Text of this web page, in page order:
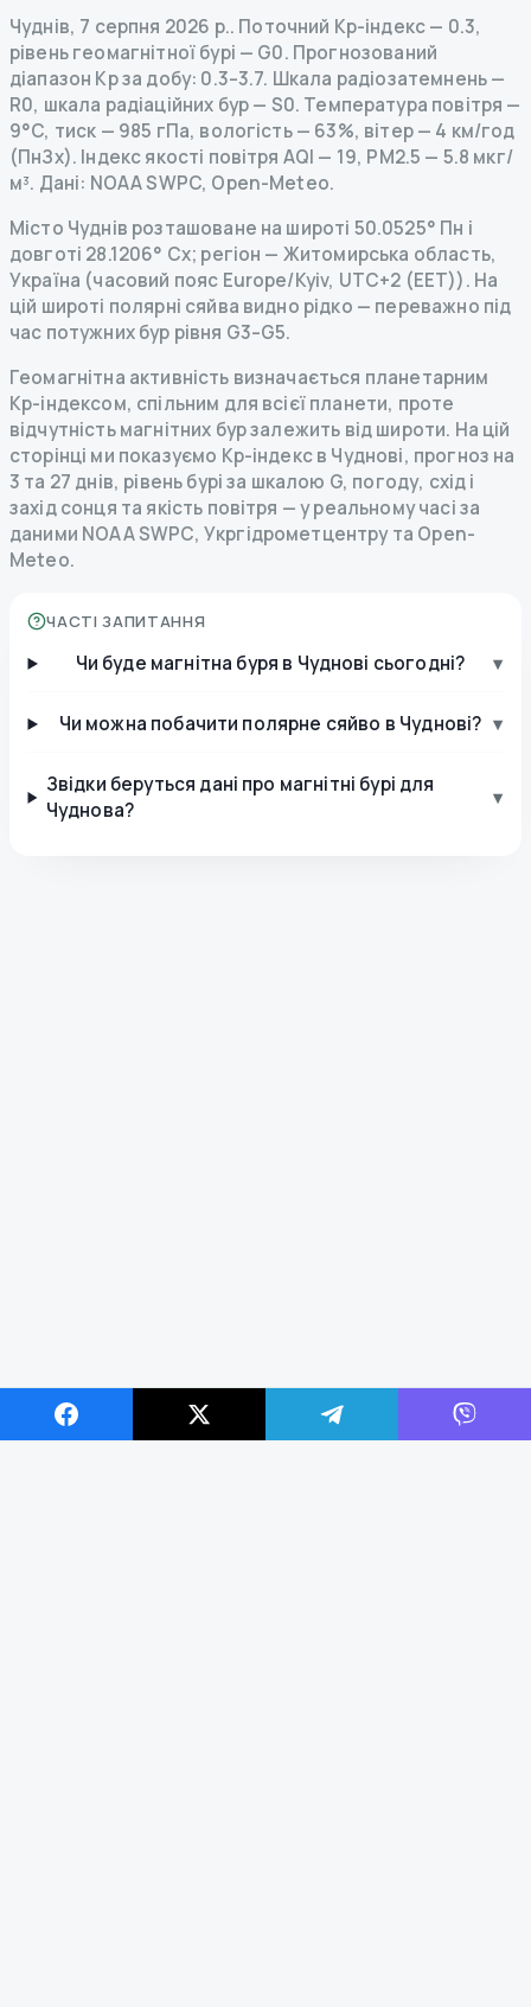
Чуднів, 7 серпня 2026 р.. Поточний Kp-індекс— 0.3,
рівень геомагнітної бурі — G0. Прогнозований
діапазон Kp за добу: 0.3–3.7. Шкала радіозатемнень—
R0, шкала радіаційних бур— S0. Температура повітря —
9°C, тиск — 985 гПа, вологість — 63%, вітер — 4 км/год
(ПнЗх). Індекс якості повітря AQI — 19, PM2.5 — 5.8 мкг/
м³. Дані: NOAA SWPC, Open-Meteo.
Місто Чуднів розташоване на широті 50.0525° Пн і
довготі 28.1206° Сх; регіон — Житомирська область,
Україна (часовий пояс Europe/Kyiv, UTC+2 (EET)). На
цій широті полярні сяйва видно рідко — переважно під
час потужних бур рівня G3–G5.
Геомагнітна активність визначається планетарним
Kp-індексом, спільним для всієї планети, проте
відчутність магнітних бур залежить від широти. На цій
сторінці ми показуємо Kp-індекс в Чуднові, прогноз на
3 та 27 днів, рівень бурі за шкалою G, погоду, схід і
захід сонця та якість повітря — у реальному часі за
даними NOAA SWPC, Укргідрометцентру та Open-
Meteo.
ЧАСТІ ЗАПИТАННЯ
Чи буде магнітна буря в Чуднові сьогодні? ▾
Чи можна побачити полярне сяйво в Чуднові? ▾
Звідки беруться дані про магнітні бурі для
Чуднова?
▾